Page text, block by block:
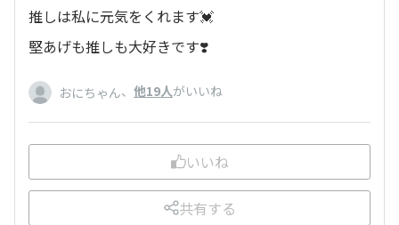
推しは私に元気をくれます💓
堅あげも推しも大好きです❣️
おにちゃん、 他19人がいいね
いいね
共有する